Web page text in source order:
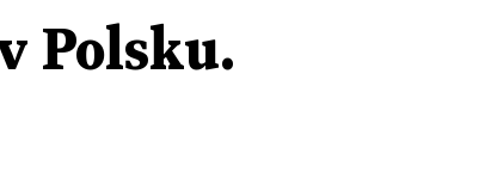
Polsku.